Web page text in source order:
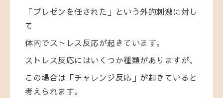
「プレゼンを任された」という外的刺激に対し
て
体内でストレス反応が起きています。
ストレス反応にはいくつか種類がありますが、
この場合は「チャレンジ反応」が起きていると
考えられます。